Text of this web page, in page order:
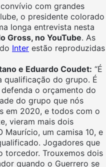
com grandes
o presidente colorado
longa entrevista nesta
Gross, no YouTube. As
Inter estão reproduzidas
e Eduardo Coudet: “É
qualificação do grupo. É
o orçamento do
do grupo que nós
em 2020, e todos com o
vieram mais dois
Maurício, um camisa 10, e
Jogadores que
torcedor. Trouxemos dois
quando o Guerrero se